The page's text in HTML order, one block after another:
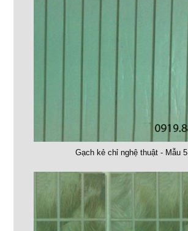
Gạch kẻ chỉ nghệ thuật - Mẫu 5